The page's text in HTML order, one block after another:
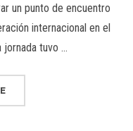
un punto de encuentro
internacional en el
jornada tuvo …